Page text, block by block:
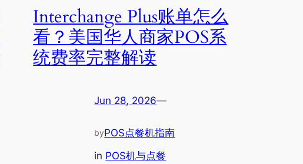
Interchange Plus账单怎么
看？美国华人商家POS系
统费率完整解读
Jun 28, 2026—
byPOS点餐机指南
in POS机与点餐